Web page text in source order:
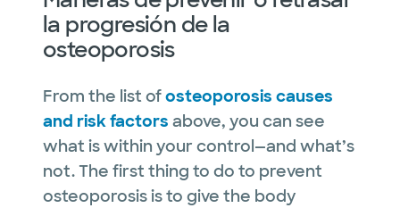
la progresión de la
osteoporosis
From the list ofosteoporosis causes
and risk factors above, you can see
what is within your control—and what’s
not. The first thing to do to prevent
osteoporosis is to give the body